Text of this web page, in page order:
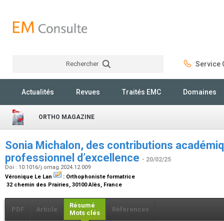
Rechercher Service
Actualités Revues Traités EMC Domaines
ORTHO MAGAZINE
Sonia Michalon, des contributions
professionnel d’excellence - 20/02/25
Doi : 10.1016/j.omag.2024.12.009
Véronique Le Lan
: Orthophoniste formatrice
32 chemin des Prairies, 30100 Alès, France
PDF Article
Résumé
Mots clés
Références